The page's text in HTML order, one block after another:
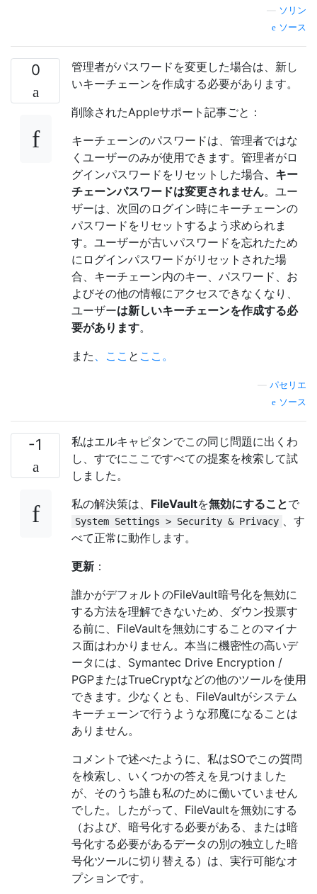
ソリン
ソース
0
管理者がパスワードを変更した場合は、新し
いキーチェーンを作成する必要があります。
削除されたAppleサポート記事ごと：
キーチェーンのパスワードは、管理者ではな
くユーザーのみが使用できます。管理者がロ
グインパスワードをリセットした場合、キー
チェーンパスワードは変更されません。ユー
ザーは、次回のログイン時にキーチェーンの
パスワードをリセットするよう求められま
す。ユーザーが古いパスワードを忘れたため
にログインパスワードがリセットされた場
合、キーチェーン内のキー、パスワード、お
よびその他の情報にアクセスできなくなり、
ユーザーは新しいキーチェーンを作成する必
要があります。
また 、ここ と ここ。
パセリエ
ソース
-1
私はエルキャピタンでこの同じ問題に出くわ
し、すでにここですべての提案を検索して試
しました。
私の解決策は、 FileVaultを無効にすることで
System Settings > Security & Privacy
、す
べて正常に動作します。
更新 ：
誰かがデフォルトのFileVault暗号化を無効に
する方法を理解できないため、ダウン投票す
る前に、FileVaultを無効にすることのマイナ
ス面はわかりません。本当に機密性の高いデ
ータには、Symantec Drive Encryption /
PGPまたはTrueCryptなどの他のツールを使用
できます。少なくとも、FileVaultがシステム
キーチェーンで行うような邪魔になることは
ありません。
コメントで述べたように、私はSOでこの質問
を検索し、いくつかの答えを見つけました
が、そのうち誰も私のために働いていません
でした。したがって、FileVaultを無効にする
（および、暗号化する必要がある、または暗
号化する必要があるデータの別の独立した暗
号化ツールに切り替える）は、実行可能なオ
プションです。